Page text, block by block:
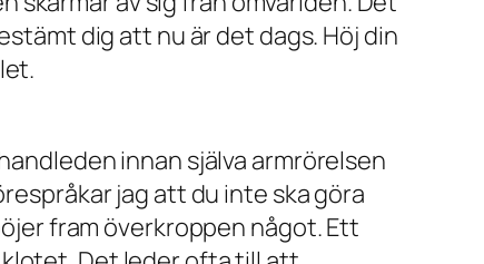
dig att nu är det dags. Höj din
innan själva armrörelsen
jag att du inte ska göra
fram överkroppen något. Ett